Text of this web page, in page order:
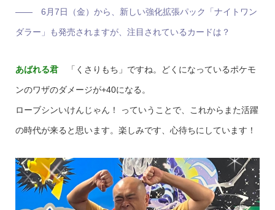
―― 6月7日（金）から、新しい強化拡張パック「ナイトワン
ダラー」も発売されますが、注目されているカードは？
あばれる君「くさりもち」ですね。どくになっているポケモ
ンのワザのダメージが+40になる。
ローブシンいけんじゃん！ っていうことで、これからまた活躍
の時代が来ると思います。楽しみです、心待ちにしています！